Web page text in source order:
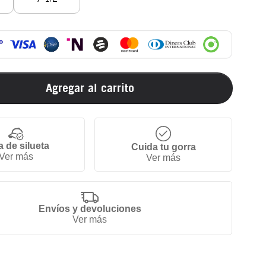
Agregar al carrito
de silueta
más
Cuida tu gorra
Ver más
Envíos y devoluciones
Ver más